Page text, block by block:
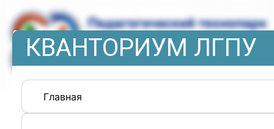
КВАНТОРИУМ ЛГПУ
Главная